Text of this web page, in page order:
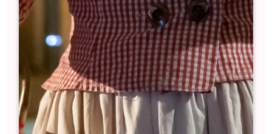
Parc fermé pour les chiens Boulodrome
Sanitaires (point d'eau et toilettes)
Panneau d'information
16 emplacements - sanitaires sur l'aire.
Nature du sol des emplacements :Gravillons
Emplacements delimités : Non
JE DÉCOUVRE